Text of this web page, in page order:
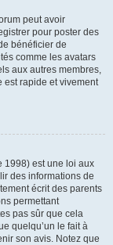
peut avoir
pour poster des
bénéficier de
comme les avatars
aux autres membres,
est rapide et vivement
1998) est une loi aux
des informations de
écrit des parents
permettant
pas sûr que cela
quelqu’un le fait à
son avis. Notez que